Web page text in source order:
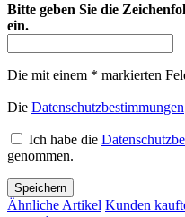
Bitte geben Sie die
ein.
Die mit einem * markierten
Die Datenschutzbestimmungen
Ich habe die
genommen.
Speichern
Ähnliche Artikel Kunden